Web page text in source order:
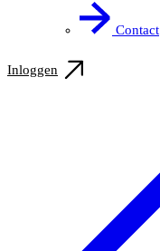
Contact
Inloggen